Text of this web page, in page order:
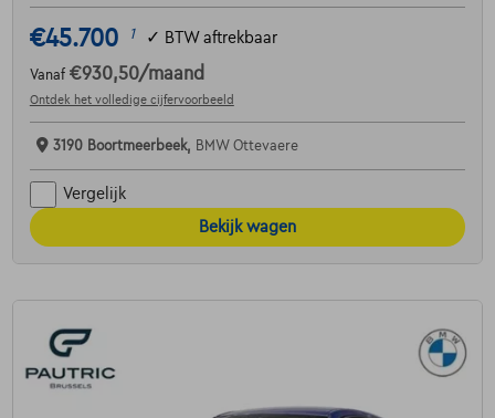
€45.700 1 ✓ BTW aftrekbaar
Vanaf €930,50/maand
Ontdek het volledige cijfervoorbeeld
3190 Boortmeerbeek, BMW Ottevaere
Vergelijk
Bekijk wagen